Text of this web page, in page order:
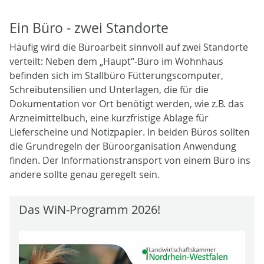
Ein Büro - zwei Standorte
Häufig wird die Büroarbeit sinnvoll auf zwei Standorte
verteilt: Neben dem „Haupt“-Büro im Wohnhaus
befinden sich im Stallbüro Fütterungscomputer,
Schreibutensilien und Unterlagen, die für die
Dokumentation vor Ort benötigt werden, wie z.B. das
Arzneimittelbuch, eine kurzfristige Ablage für
Lieferscheine und Notizpapier. In beiden Büros sollten
die Grundregeln der Büroorganisation Anwendung
finden. Der Informationstransport von einem Büro ins
andere sollte genau geregelt sein.
Das WiN-Programm 2026!